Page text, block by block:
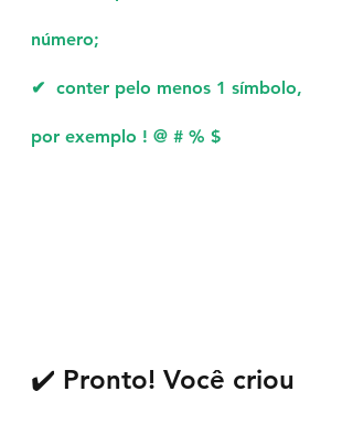
número;
✔ conter pelo menos 1 símbolo,
por exemplo ! @ # % $
✔️ Pronto! Você criou